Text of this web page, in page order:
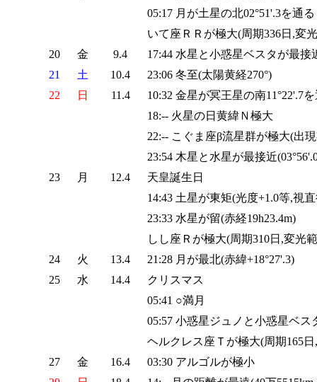
05:17 月が土星の北02°51'.3を通る
いて座ＲＲが極大(周期336日,変
20
金 9.4
17:44 水星と小惑星ベスタが最接
21
土 10.4
23:06 冬至(太陽黄経270°)
22
日 11.4
10:32 金星が冥王星の南11°22'.7
18:-- 火星の日黄緯Ｎ極大
22:-- こぐま座β流星群が極大(出
23:54 木星と水星が最接近
23
月 12.4
天皇誕生日
14:43 土星が東矩(光度+1.0等,視直
23:33 水星が留(赤経19h23.4m)
しし座Ｒが極大(周期310日,変光
24
火 13.4
21:28 月が最北(赤緯+18°27'.3)
25
水 14.4
クリスマス
05:41 ○満月
05:57 小惑星ジュノと小惑星ベス
ヘルクレス座Ｔが極大(周期165
27
金 16.4
03:30 アルゴルが極小